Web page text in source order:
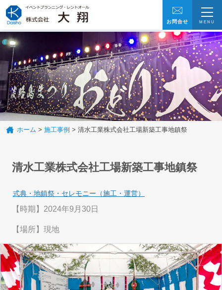
お問合せ MENU
トップ
施工事例
イベント
サイン施工
ホーム > 施工事例 > 清水工業株式会社工場新築工事地鎮祭
清水工業株式会社工場新築工事地鎮祭
式典・地鎮祭・セレモニー（施工・運営）
【時期】2024年9月30日
【場所】現地